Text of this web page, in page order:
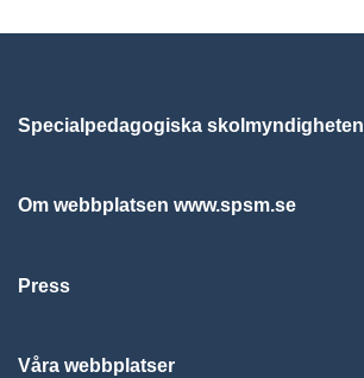
Specialpedagogiska skolmyndigheten
Om webbplatsen www.spsm.se
Press
Våra webbplatser